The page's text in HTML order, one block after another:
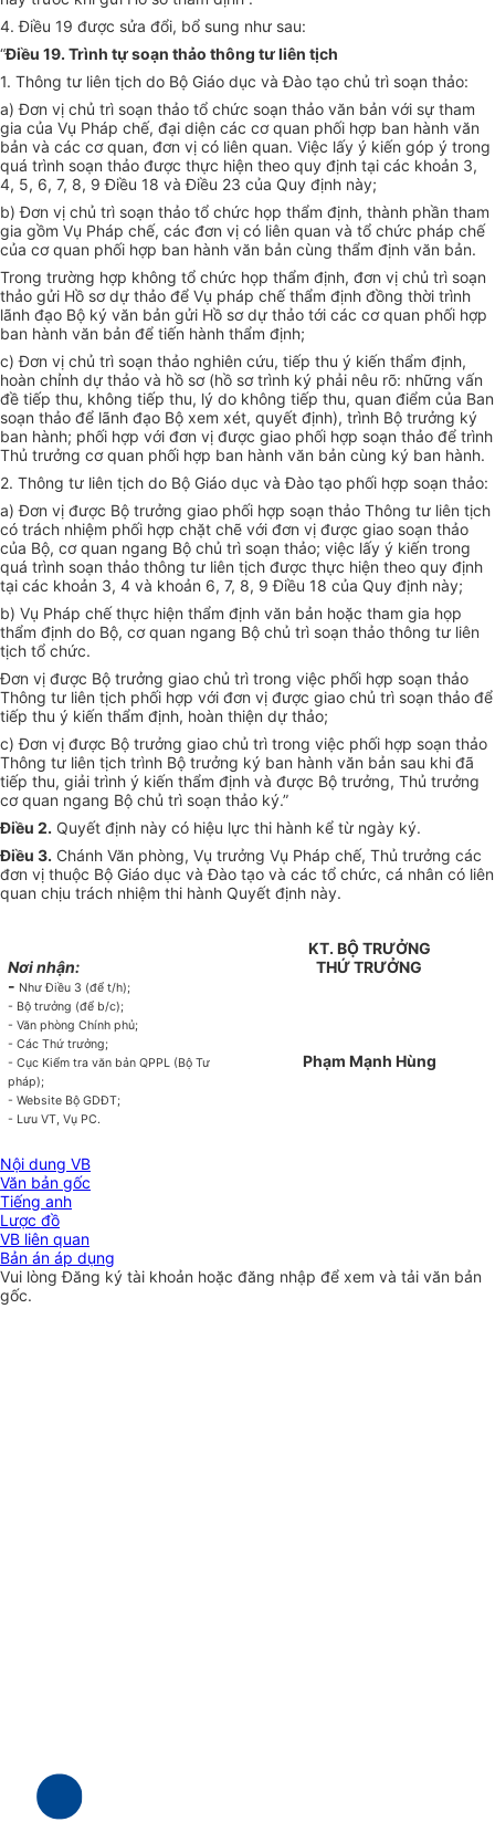
4. Điều 19 được sửa đổi, bổ sung như sau:
“Điều 19. Trình tự soạn thảo thông tư liên tịch
1. Thông tư liên tịch do Bộ Giáo dục và Đào tạo chủ trì soạn thảo:
a) Đơn vị chủ trì soạn thảo tổ chức soạn thảo văn bản với sự tham
gia của Vụ Pháp chế, đại diện các cơ quan phối hợp ban hành văn
bản và các cơ quan, đơn vị có liên quan. Việc lấy ý kiến góp ý trong
quá trình soạn thảo được thực hiện theo quy định tại các khoản 3,
4, 5, 6, 7, 8, 9 Điều 18 và Điều 23 của Quy định này;
b) Đơn vị chủ trì soạn thảo tổ chức họp thẩm định, thành phần tham
gia gồm Vụ Pháp chế, các đơn vị có liên quan và tổ chức pháp chế
của cơ quan phối hợp ban hành văn bản cùng thẩm định văn bản.
Trong trường hợp không tổ chức họp thẩm định, đơn vị chủ trì soạn
thảo gửi Hồ sơ dự thảo để Vụ pháp chế thẩm định đồng thời trình
lãnh đạo Bộ ký văn bản gửi Hồ sơ dự thảo tới các cơ quan phối hợp
ban hành văn bản để tiến hành thẩm định;
c) Đơn vị chủ trì soạn thảo nghiên cứu, tiếp thu ý kiến thẩm định,
hoàn chỉnh dự thảo và hồ sơ (hồ sơ trình ký phải nêu rõ: những vấn
đề tiếp thu, không tiếp thu, lý do không tiếp thu, quan điểm của Ban
soạn thảo để lãnh đạo Bộ xem xét, quyết định), trình Bộ trưởng ký
ban hành; phối hợp với đơn vị được giao phối hợp soạn thảo để trình
Thủ trưởng cơ quan phối hợp ban hành văn bản cùng ký ban hành.
2. Thông tư liên tịch do Bộ Giáo dục và Đào tạo phối hợp soạn thảo:
a) Đơn vị được Bộ trưởng giao phối hợp soạn thảo Thông tư liên tịch
có trách nhiệm phối hợp chặt chẽ với đơn vị được giao soạn thảo
của Bộ, cơ quan ngang Bộ chủ trì soạn thảo; việc lấy ý kiến trong
quá trình soạn thảo thông tư liên tịch được thực hiện theo quy định
tại các khoản 3, 4 và khoản 6, 7, 8, 9 Điều 18 của Quy định này;
b) Vụ Pháp chế thực hiện thẩm định văn bản hoặc tham gia họp
thẩm định do Bộ, cơ quan ngang Bộ chủ trì soạn thảo thông tư liên
tịch tổ chức.
Đơn vị được Bộ trưởng giao chủ trì trong việc phối hợp soạn thảo
Thông tư liên tịch phối hợp với đơn vị được giao chủ trì soạn thảo để
tiếp thu ý kiến thẩm định, hoàn thiện dự thảo;
c) Đơn vị được Bộ trưởng giao chủ trì trong việc phối hợp soạn thảo
Thông tư liên tịch trình Bộ trưởng ký ban hành văn bản sau khi đã
tiếp thu, giải trình ý kiến thẩm định và được Bộ trưởng, Thủ trưởng
cơ quan ngang Bộ chủ trì soạn thảo ký.”
Điều 2. Quyết định này có hiệu lực thi hành kể từ ngày ký.
Điều 3. Chánh Văn phòng, Vụ trưởng Vụ Pháp chế, Thủ trưởng các
đơn vị thuộc Bộ Giáo dục và Đào tạo và các tổ chức, cá nhân có liên
quan chịu trách nhiệm thi hành Quyết định này.
Nơi nhận:
- Như Điều 3 (để t/h);
- Bộ trưởng (để b/c);
- Văn phòng Chính phủ;
- Các Thứ trưởng;
- Cục Kiểm tra văn bản QPPL (Bộ Tư
pháp);
- Website Bộ GDĐT;
- Lưu VT, Vụ PC.
KT. BỘ TRƯỞNG
THỨ TRƯỞNG
Phạm Mạnh Hùng
Nội dung VB
Văn bản gốc
Tiếng anh
Lược đồ
VB liên quan
Bản án áp dụng
Vui lòngĐăng ký tài khoản hoặc đăng nhập để xem và tải văn bản
gốc.